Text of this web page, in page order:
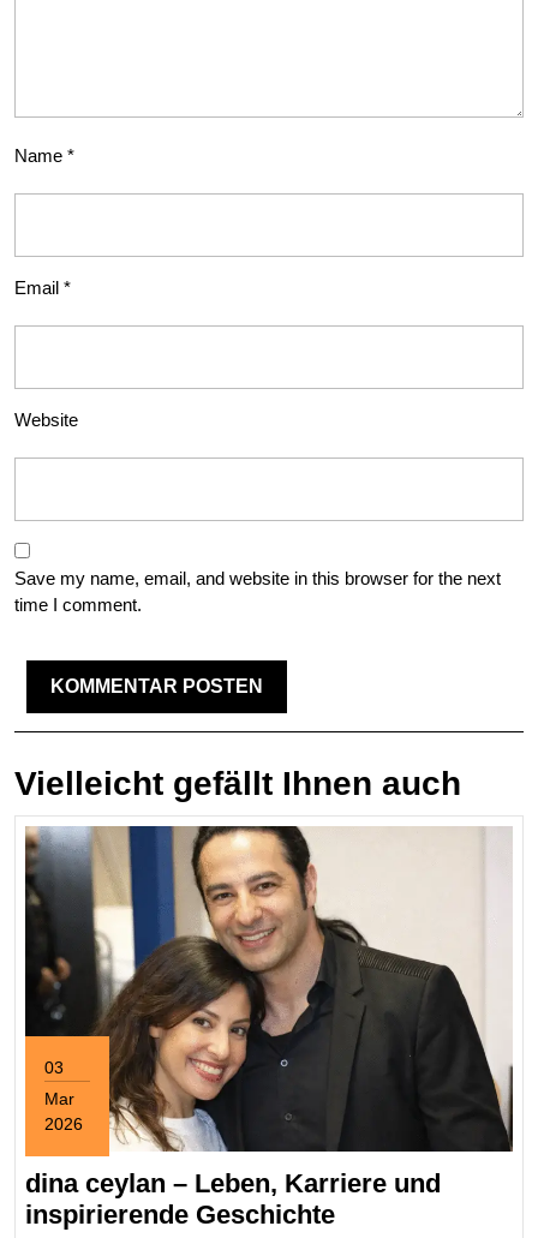
Name *
Email *
Website
Save my name, email, and website in this browser for the next
time I comment.
Vielleicht gefällt Ihnen auch
03
Mar
2026
3,
2026
dina ceylan – Leben, Karriere und
inspirierende Geschichtedina